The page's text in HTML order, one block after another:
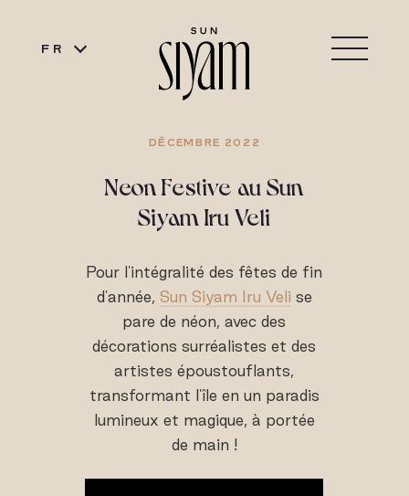
FR
DÉCEMBRE 2022
Neon Festive au Sun
Siyam Iru Veli
Pour l'intégralité des fêtes de fin
d'année, Sun Siyam Iru Veli se
pare de néon, avec des
décorations surréalistes et des
artistes époustouflants,
transformant l'île en un paradis
lumineux et magique, à portée
de main !